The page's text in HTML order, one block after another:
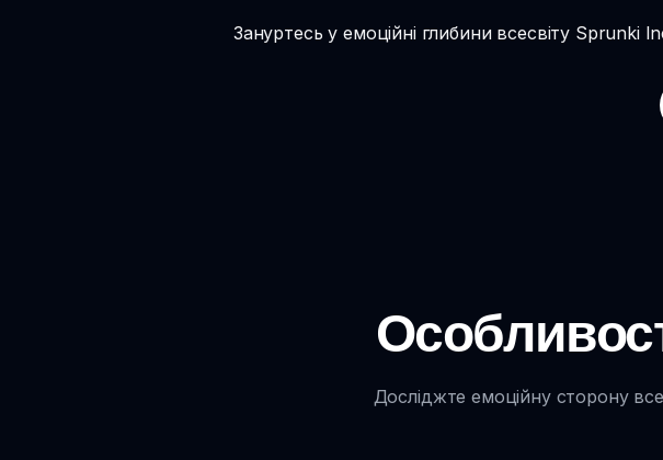
Зануртесь у емоційні глибини всесвіту Sprunki
Досліджте емоційну сторону